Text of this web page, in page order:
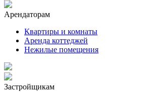
Арендаторам
Квартиры и комнаты
Аренда коттеджей
Нежилые помещения
Застройщикам